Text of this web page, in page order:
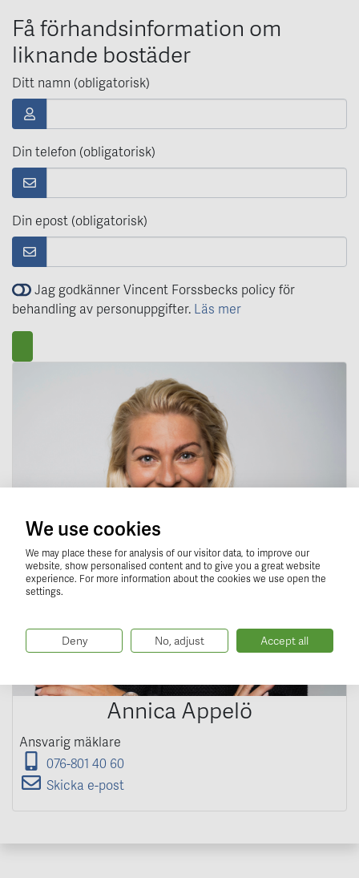
Få förhandsinformation om
liknande bostäder
Ditt namn (obligatorisk)
Din telefon (obligatorisk)
Din epost (obligatorisk)
Jag godkänner Vincent Forssbecks policy för
behandling av personuppgifter. Läs mer
Annica Appelö
Ansvarig mäklare
076-801 40 60
Skicka e-post
We use cookies
We may place these for analysis of our visitor data, to improve our
website, show personalised content and to give you a great website
experience. For more information about the cookies we use open the
settings.
Deny No, adjust Accept all